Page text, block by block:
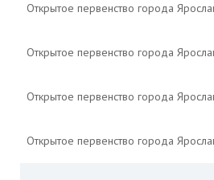
Открытое первенство города
Открытое первенство города
Открытое первенство города
Открытое первенство города